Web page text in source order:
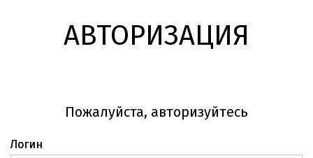
АВТОРИЗАЦИЯ
Пожалуйста, авторизуйтесь
Логин